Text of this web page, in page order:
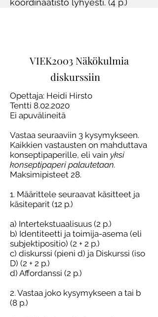
koordinaatisto lyhyesti. (4 p.)
VIEK2003 Näkökulmia
diskurssiin
Opettaja: Heidi Hirsto
Tentti 8.02.2020
Ei apuvälineitä
Vastaa seuraaviin 3 kysymykseen.
Kaikkien vastausten on mahduttava
konseptipaperille, eli vain yksi
konseptipaperi palautetaan.
Maksimipisteet 28.
1. Määrittele seuraavat käsitteet ja
käsiteparit (12 p.)
a) Intertekstuaalisuus (2 p.)
b) Identiteetti ja toimija-asema (eli
subjektipositio) (2 + 2 p.)
c) diskurssi (pieni d) ja Diskurssi (iso
D) (2 + 2 p.)
d) Affordanssi (2 p.)
2. Vastaa joko kysymykseen a tai b
(8 p.)